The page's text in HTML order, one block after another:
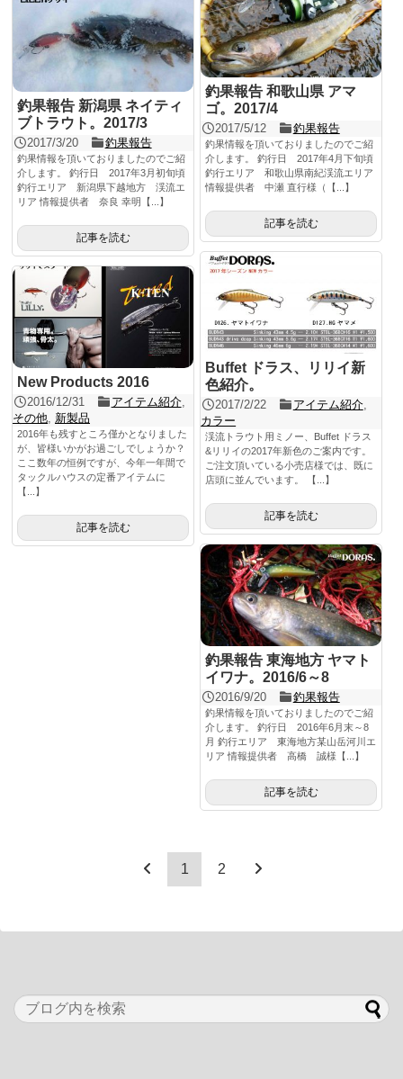
釣果報告 和歌山県 アマ
ゴ。2017/4
2017/5/12 釣果報告
釣果情報を頂いておりましたのでご紹
介します。 釣行日 2017年4月下旬頃
釣行エリア 和歌山県南紀渓流エリア
情報提供者 中瀬 直行様（【...】
記事を読む
釣果報告 新潟県 ネイティ
ブトラウト。2017/3
2017/3/20 釣果報告
釣果情報を頂いておりましたのでご紹
介します。 釣行日 2017年3月初旬頃
釣行エリア 新潟県下越地方 渓流エ
リア 情報提供者 奈良 幸明【...】
記事を読む
Buffet ドラス、リリイ新
色紹介。
2017/2/22 アイテム紹介,
カラー
渓流トラウト用ミノー、Buffet ドラス
&リリイの2017年新色のご案内です。
ご注文頂いている小売店様では、既に
店頭に並んでいます。 【...】
記事を読む
New Products 2016
2016/12/31 アイテム紹介,
その他, 新製品
2016年も残すところ僅かとなりました
が、皆様いかがお過ごしでしょうか？
ここ数年の恒例ですが、今年一年間で
タックルハウスの定番アイテムに
【...】
記事を読む
釣果報告 東海地方 ヤマト
イワナ。2016/6～8
2016/9/20 釣果報告
釣果情報を頂いておりましたのでご紹
介します。 釣行日 2016年6月末～8
月 釣行エリア 東海地方某山岳河川エ
リア 情報提供者 高橋 誠様【...】
記事を読む
1 2